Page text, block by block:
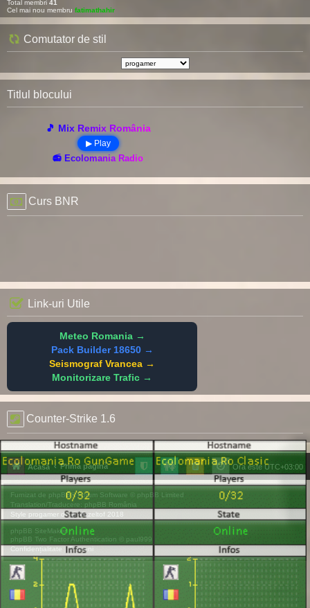
Total membri 41
Cel mai nou membru fatimathahir
Comutator de stil
Titlul blocului
🎵 Mix Remix România
▶ Play
📻 Ecolomania Radio
Curs BNR
Link-uri Utile
Meteo Romania →
Pack Builder 18650 →
Seismograf Vrancea →
Monitorizare Trafic →
Counter-Strike 1.6
Acasă Prima pagină Ora este UTC+03:00
Furnizat de phpBB® Forum Software © phpBB Limited
Translation/Traducere: phpBB România
Style progamer de ©Mazeltof 2018
phpBB SiteMaker
phpBB Two Factor Authentication © paul999
Confidențialitate |Termeni